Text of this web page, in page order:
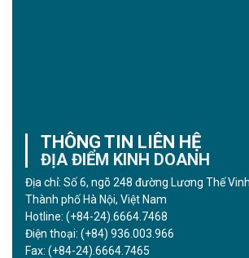
THÔNG TIN LIÊN HỆ
ĐỊA ĐIỂM KINH DOANH
Địa chỉ: Số 6, ngõ 248 đường Lương Thế
Thành phố Hà Nội, Việt Nam
Hotline: (+84-24).6664.7468
Điện thoại: (+84) 936.003.966
Fax: (+84-24).6664.7465